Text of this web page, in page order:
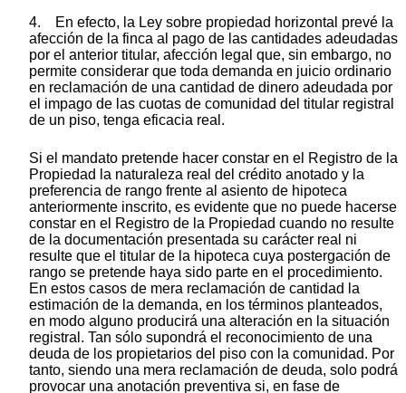
4. En efecto, la Ley sobre propiedad horizontal prevé la
afección de la finca al pago de las cantidades adeudadas
por el anterior titular, afección legal que, sin embargo, no
permite considerar que toda demanda en juicio ordinario
en reclamación de una cantidad de dinero adeudada por
el impago de las cuotas de comunidad del titular registral
de un piso, tenga eficacia real.
Si el mandato pretende hacer constar en el Registro de la
Propiedad la naturaleza real del crédito anotado y la
preferencia de rango frente al asiento de hipoteca
anteriormente inscrito, es evidente que no puede hacerse
constar en el Registro de la Propiedad cuando no resulte
de la documentación presentada su carácter real ni
resulte que el titular de la hipoteca cuya postergación de
rango se pretende haya sido parte en el procedimiento.
En estos casos de mera reclamación de cantidad la
estimación de la demanda, en los términos planteados,
en modo alguno producirá una alteración en la situación
registral. Tan sólo supondrá el reconocimiento de una
deuda de los propietarios del piso con la comunidad. Por
tanto, siendo una mera reclamación de deuda, solo podrá
provocar una anotación preventiva si, en fase de